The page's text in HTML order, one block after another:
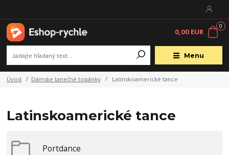
Menu
0
0,00 EUR
Úvod Dámske tanečné topánky Latinskoamerické tance
Latinskoamerické tance
Portdance